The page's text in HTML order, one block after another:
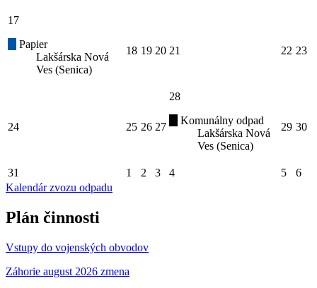
17
Papier
Lakšárska Nová
Ves (Senica)
18 19 20 21 22 23
24 25 26 27
28
Komunálny odpad
Lakšárska Nová
Ves (Senica)
29 30
31 1 2 3 4 5
6
Kalendár zvozu odpadu
Plán činnosti
Vstupy do vojenských obvodov
Záhorie august 2026 zmena